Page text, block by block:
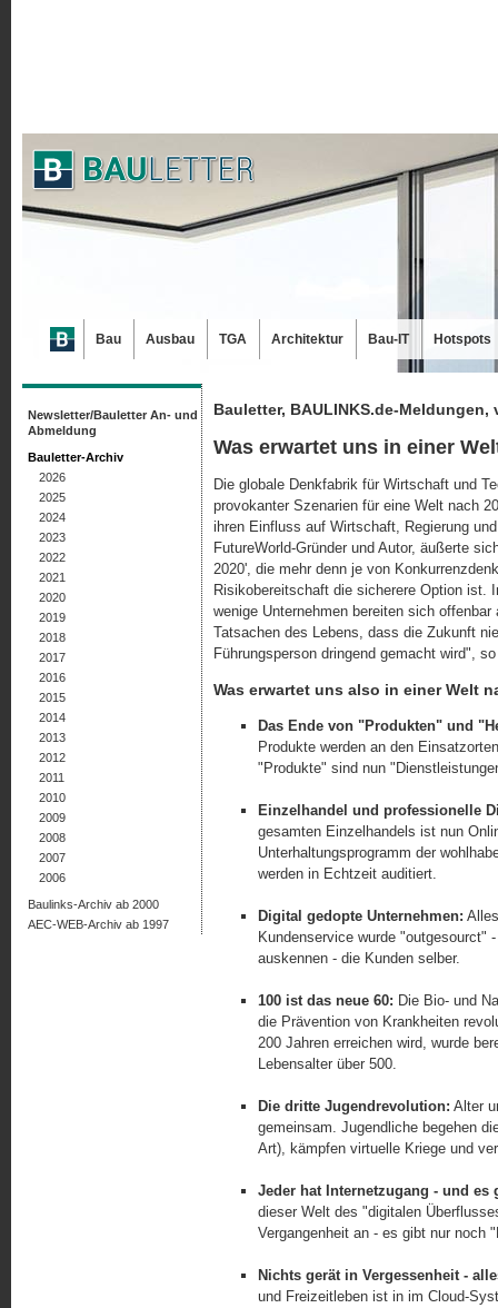
Bauletter, BAULINKS.de-Meldungen,
Was erwartet uns in einer
Die globale Denkfabrik für Wirtschaft und
provokanter Szenarien für eine Welt nach
ihren Einfluss auf Wirtschaft, Regierung
FutureWorld-Gründer und Autor, äußerte
2020', die mehr denn je von
Risikobereitschaft die sicherere Option ist.
wenige Unternehmen bereiten sich
Tatsachen des Lebens, dass die Zukunft
Führungsperson dringend gemacht wird",
Was erwartet uns also in einer Welt
Das Ende von "Produkten" und
Produkte werden an den
"Produkte" sind nun
Einzelhandel und professionelle
gesamten Einzelhandels ist nun
Unterhaltungsprogramm der
werden in Echtzeit auditiert.
Digital gedopte Unternehmen:
Kundenservice wurde "outgesourct"
auskennen - die Kunden selber.
100 ist das neue 60: Die Bio- und
die Prävention von Krankheiten
200 Jahren erreichen wird, wurde
Lebensalter über 500.
Die dritte Jugendrevolution: Alter
gemeinsam. Jugendliche begehen
Art), kämpfen virtuelle Kriege und
Jeder hat Internetzugang - und
dieser Welt des "digitalen
Vergangenheit an - es gibt nur noch
Nichts gerät in Vergessenheit -
und Freizeitleben ist in im Cloud-
Newsletter/Bauletter An- und
Abmeldung
Bauletter-Archiv
2026
2025
2024
2023
2022
2021
2020
2019
2018
2017
2016
2015
2014
2013
2012
2011
2010
2009
2008
2007
2006
Baulinks-Archiv ab 2000
AEC-WEB-Archiv ab 1997
Bau Ausbau TGA Architektur Bau-IT Hotspots